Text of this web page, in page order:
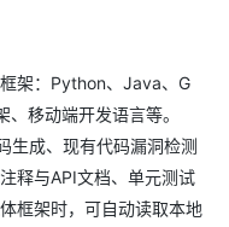
架：Python、Java、G
移动端开发语言等。
生成、现有代码漏洞检测
释与API文档、单元测试
框架时，可自动读取本地